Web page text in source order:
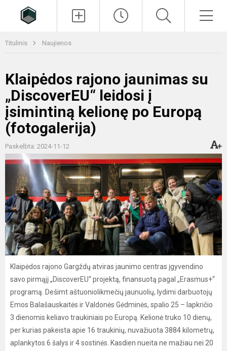
Titulinis Naujienos
Klaipėdos rajono jaunimas su
„DiscoverEU“ leidosi į
įsimintiną kelionę po Europą
(fotogalerija)
Paskelbta: 2024-11-12
Klaipėdos rajono Gargždų atviras jaunimo centras įgyvendino
savo pirmąjį „DiscoverEU“ projektą, finansuotą pagal „Erasmus+“
programą. Dešimt aštuoniolikmečių jaunuolių, lydimi darbuotojų
Emos Balašauskaitės ir Valdonės Gėdminės, spalio 25 – lapkričio
3 dienomis keliavo traukiniais po Europą. Kelionė truko 10 dienų,
per kurias pakeista apie 16 traukinių, nuvažiuota 3884 kilometrų,
aplankytos 6 šalys ir 4 sostinės. Kasdien nueita ne mažiau nei 20